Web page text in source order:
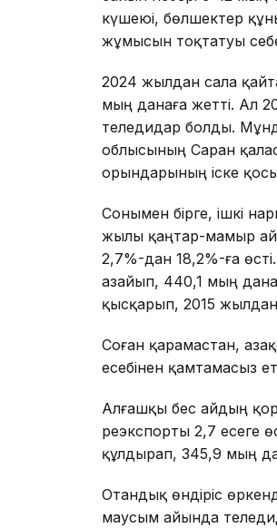
күшеюі, бөлшектер
жұмысын тоқтатуы
2024 жылдан сала
мың данаға жетті. Ал
теледидар болды.
облысының Саран
орындарының іске
Сонымен бірге, ішкі
жылы қаңтар-мамыр
2,7%-дан 18,2%-ға
азайып, 440,1 мың
қысқарып, 2015 жылдан
Соған қарамастан,
есебінен қамтамасыз
Алғашқы бес айдың
реэкспорты 2,7 есеге
құлдырап, 345,9 мың
Отандық өндіріс
маусым айында